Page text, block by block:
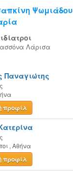
Ψωμιάδου
Λάρισα
Παναγιώτης
προφίλ
, Αθήνα
προφίλ